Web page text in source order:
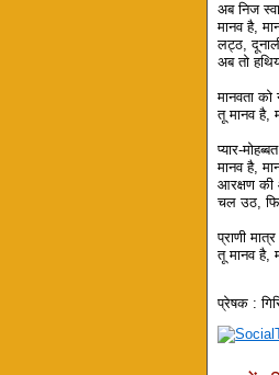
अब निज
मानव है,
लट्ठ,
अब तो
मानवता
तू मानव है,
प्यार-
मानव है,
आरक्षण
चल उठ,
प्राणी
तू मानव है,
प्रेषक :